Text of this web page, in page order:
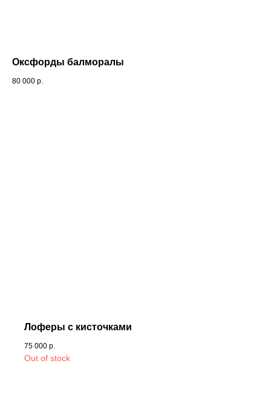
Оксфорды балморалы
80 000 р.
Лоферы с кисточками
75 000 р.
Out of stock